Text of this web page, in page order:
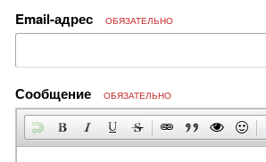
Email-адрес ОБЯЗАТЕЛЬНО
Сообщение ОБЯЗАТЕЛЬНО